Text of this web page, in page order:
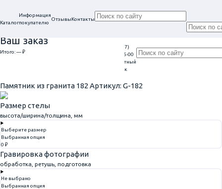
Каталог
Информация
покупателю
ОтзывыКонтакты
Ваш заказ
Итого:— ₽
Проконсультируем
+7 (917)
113-05-00
Обратный
звонок
Памятник из гранита 182 Артикул: G-182
Размер стелы
высота/ширина/толщина, мм
Выберите размер
Выбранная опция
0 ₽
Гравировка фотографии
обработка, ретушь, подготовка
Не выбрано
Выбранная опция